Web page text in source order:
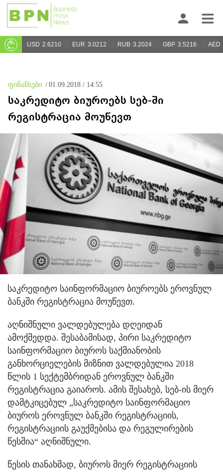
USD 2.6210 EUR 3.0212 RUB 3.2024 GBP 3.5216 AED
ფინანსები / 01.09.2018 / 14:55
საკრედიტო ბიუროებს სებ-ში
რეგისტრაცია მოუწევთ
საკრედიტო საინფორმაციო ბიუროებს ეროვნულ
ბანკში რეგისტრაცია მოუწევთ.
აღნიშნული ვალდებულება დღეიდან
ამოქმედდა. შესაბამისად, პირი საკრედიტო
საინფორმაციო ბიუროს საქმიანობის
განხორციელების მიზნით ვალდებულია 2018
წლის 1 სექტემბრიდან ეროვნულ ბანკში
რეგისტრაცია გაიაროს. ამის შესახებ, სებ-ის მიერ
დამტკიცებულ „საკრედიტო საინფორმაციო
ბიუროს ეროვნულ ბანკში რეგისტრაციის,
რეგისტრაციის გაუქმებისა და რეგულირების
წესშია“ აღნიშნული.
წესის თანახმად, ბიუროს მიერ რეგისტრაციის